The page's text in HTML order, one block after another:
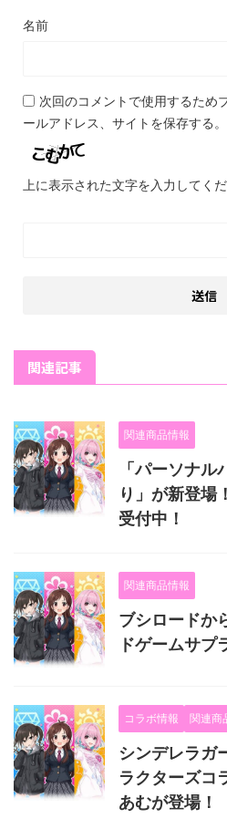
名前
次回のコメントで使用するため
ールアドレス、サイトを保存する。
上に表示された文字を入力してくだ
関連記事
関連商品情報
「パーソナ
り」が新登場
受付中！
関連商品情報
ブシロードか
ドゲームサプ
コラボ情報 関連商
シンデレラガ
ラクターズコ
あむが登場！